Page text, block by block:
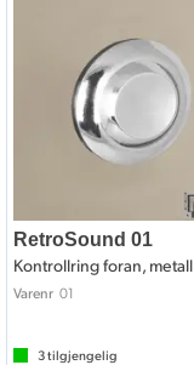
RetroSound 01
Kontrollring foran, metall
Varenr 01
3tilgjengelig